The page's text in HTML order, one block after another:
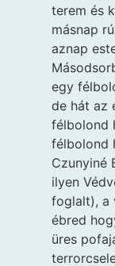
terem és
másnap
aznap
egy
de hát az
félbolond
félbolond
Czunyiné
ilyen
foglalt), a
ébred
üres